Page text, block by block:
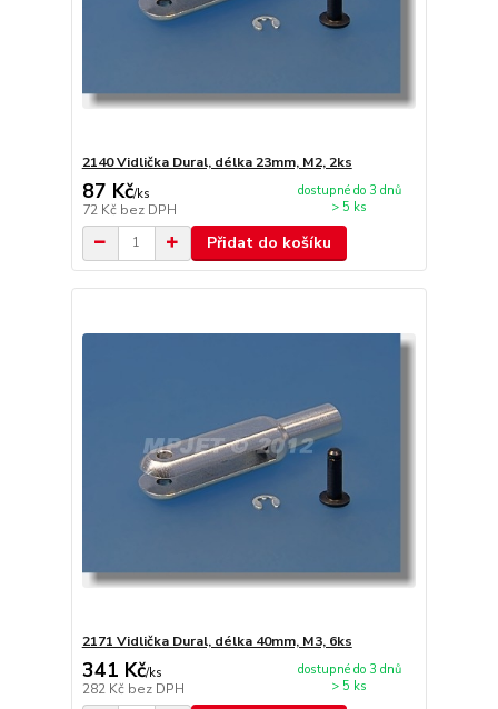
2140 Vidlička Dural, délka 23mm, M2, 2ks
87 Kč/ks
72 Kč bez DPH
dostupné do 3 dnů
> 5 ks
Přidat do košíku
2171 Vidlička Dural, délka 40mm, M3, 6ks
341 Kč/ks
282 Kč bez DPH
dostupné do 3 dnů
> 5 ks